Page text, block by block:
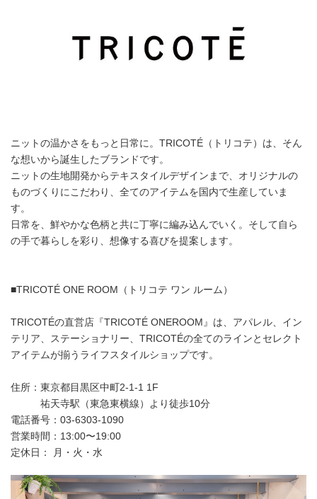
ニットの温かさをもっと日常に。TRICOTÉ（トリコテ）は、そん
な想いから誕生したブランドです。
ニットの生地開発からテキスタイルデザインまで、オリジナルの
ものづくりにこだわり、全てのアイテムを国内で生産していま
す。
日常を、鮮やかな色柄と共に丁寧に編み込んでいく。そして自ら
の手で暮らしを彩り、想像する喜びを提案します。
■TRICOTÉ ONE ROOM（トリコテ ワン ルーム）
TRICOTÉの直営店『TRICOTÉ ONEROOM』は、アパレル、イン
テリア、ステーショナリー、TRICOTÉの全てのラインとセレクト
アイテムが揃うライフスタイルショップです。
住所：東京都目黒区中町2-1-1 1F
祐天寺駅（東急東横線）より徒歩10分
電話番号：03-6303-1090
営業時間：13:00〜19:00
定休日： 月・火・水